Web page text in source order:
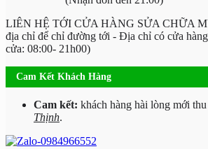
LIÊN HỆ TỚI CỬA HÀNG SỬA CHỮA
địa chỉ để chỉ đường tới - Địa chỉ có cửa
cửa: 08:00- 21h00)
Cam Kết Khách Hàng
Cam kết: khách hàng hài lòng mới
Thịnh.